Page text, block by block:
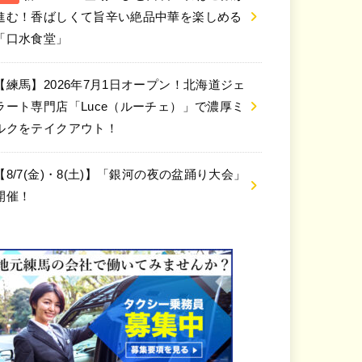
む！香ばしくて旨辛い絶品中華を楽しめる
口水食堂」
練馬】2026年7月1日オープン！北海道ジェ
ート専門店「Luce（ルーチェ）」で濃厚ミ
クをテイクアウト！
8/7(金)・8(土)】「銀河の夜の盆踊り大会」
催！